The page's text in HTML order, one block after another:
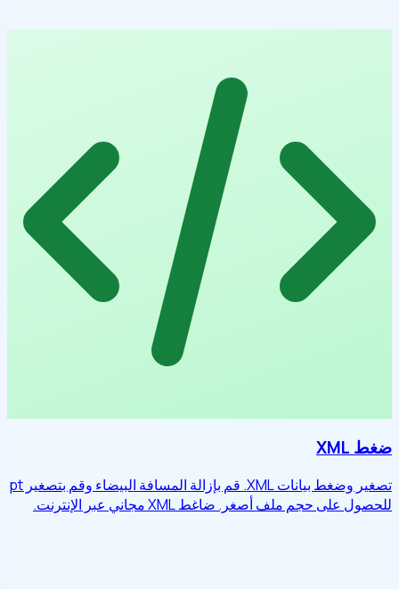
ضغط XML
تصغير وضغط بيانات XML. قم بإزالة المسافة البيضاء وقم بتصغير pt
للحصول على حجم ملف أصغر. ضاغط XML مجاني عبر الإنترنت.